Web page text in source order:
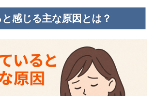
感じる主な原因とは？